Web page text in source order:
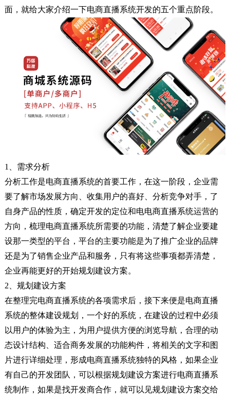
面，就给大家介绍一下电商直播系统开发的五个重点阶段。
1、需求分析
分析工作是电商直播系统的首要工作，在这一阶段，企业需
要了解市场发展方向、收集用户的喜好、分析竞争对手，了
自身产品的性质，确定开发的定位和电电商直播系统运营的
方向，梳理电商直播系统所需要的功能，清楚了解企业要建
设那一类型的平台，平台的主要功能是为了推广企业的品牌
还是为了销售企业产品和服务，只有将这些事项都弄清楚，
企业再能更好的开始规划建设方案。
2、规划建设方案
在整理完电商直播系统的各项需求后，接下来便是电商直播
系统的整体建设规划，一个好的系统，在建设的过程中必须
以用户的体验为主，为用户提供方便的浏览导航，合理的动
态设计结构、适合商务发展的功能构件，将相关的文字和图
片进行详细处理，形成电商直播系统独特的风格，如果企业
有自己的开发团队，可以根据规划建设方案进行电商直播系
统制作，如果是找开发商合作，就可以见规划建设方案交给